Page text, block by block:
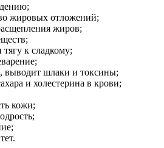
жировых отложений;
жиров;
к сладкому;
выводит шлаки и токсины;
и холестерина в крови;
кожи;